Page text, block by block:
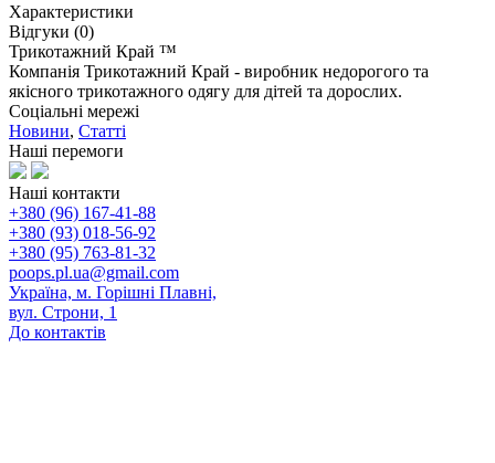
Характеристики
Відгуки (0)
Трикотажний Край ™
Компанія Трикотажний Край - виробник недорогого та
якісного трикотажного одягу для дітей та дорослих.
Соціальні мережі
Новини, Статті
Наші перемоги
Наші контакти
+380 (96) 167-41-88
+380 (93) 018-56-92
+380 (95) 763-81-32
poops.pl.ua@gmail.com
Україна, м. Горішні Плавні,
вул. Строни, 1
До контактів